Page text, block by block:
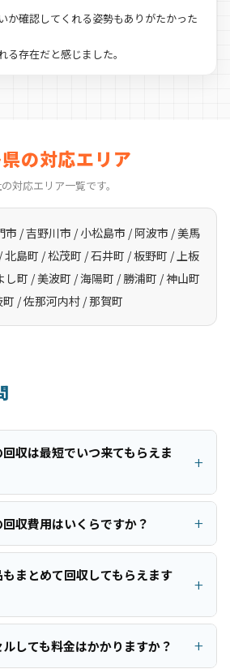
か確認してくれる姿勢もありがたかった
存在だと感じました。
の対応エリア
対応エリア一覧です。
市 / 吉野川市 / 小松島市 / 阿波市 / 美馬
島町 / 松茂町 / 石井町 / 板野町 / 上板
し町 / 美波町 / 海陽町 / 勝浦町 / 神山町
町 / 佐那河内村 / 那賀町
収は最短でいつ来てもらえま
収費用はいくらですか？
まとめて回収してもらえます
しても料金はかかりますか？